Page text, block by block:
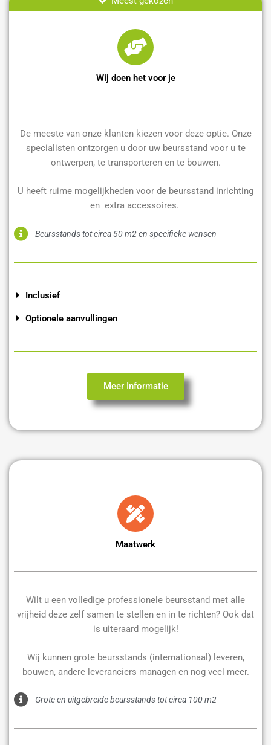
Wij doen het voor je
De meeste van onze klanten kiezen voor deze optie. Onze
specialisten ontzorgen u door uw beursstand voor u te
ontwerpen, te transporteren en te bouwen.
U heeft ruime mogelijkheden voor de beursstand inrichting
en extra accessoires.
Beursstands tot circa 50 m2 en specifieke wensen
Inclusief
Optionele aanvullingen
Meer Informatie
Maatwerk
Wilt u een volledige professionele beursstand met alle
vrijheid deze zelf samen te stellen en in te richten? Ook dat
is uiteraard mogelijk!
Wij kunnen grote beursstands (internationaal) leveren,
bouwen, andere leveranciers managen en nog veel meer.
Grote en uitgebreide beursstands tot circa 100 m2